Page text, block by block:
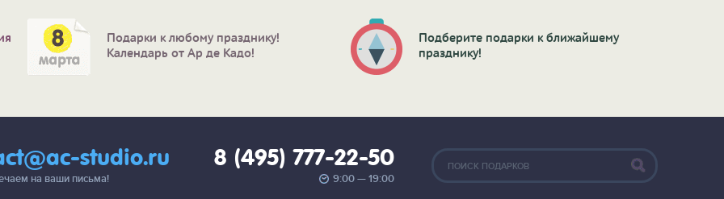
Подарки к любому празднику!
Календарь от Ар де Кадо!
Подберите подарки к ближайшему
празднику!
studio.ru
на ваши письма!
8 (495) 777-22-50
9:00 — 19:00